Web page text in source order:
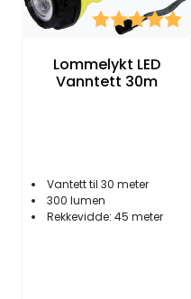
Karakter:
Lommelykt LED
Vanntett 30m
Vantett til 30 meter
300 lumen
Rekkevidde: 45 meter
Fritid/Sikkerhet
Båtpleie/Opplag
Outlet